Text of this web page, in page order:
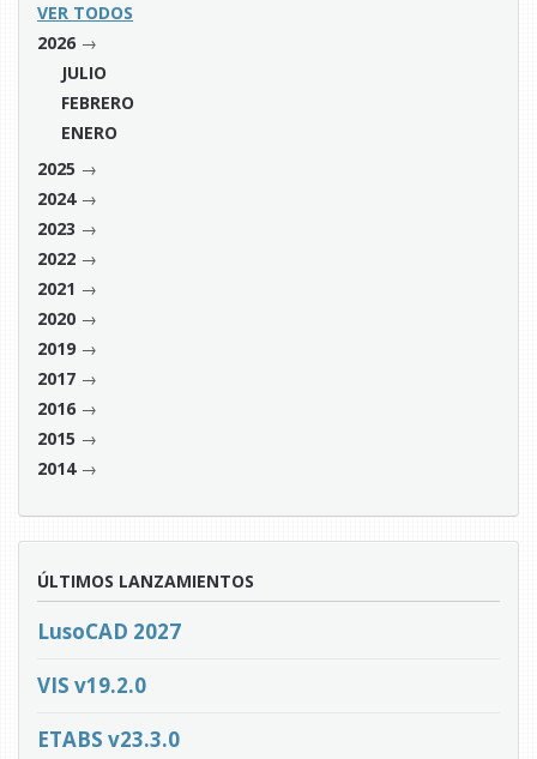
VER TODOS
2026 →
JULIO
FEBRERO
ENERO
2025 →
2024→
2023 →
2022 →
2021 →
2020 →
2019 →
2017 →
2016 →
2015 →
2014→
ÚLTIMOS LANZAMIENTOS
LusoCAD 2027
VIS v19.2.0
ETABS v23.3.0